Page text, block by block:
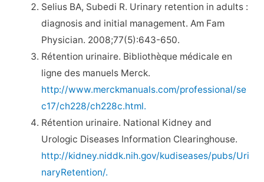
Selius BA, Subedi R. Urinary retention in adults :
diagnosis and initial management. Am Fam
Physician. 2008;77(5):643-650.
Rétention urinaire. Bibliothèque médicale en
ligne des manuels Merck.
http://www.merckmanuals.com/professional/se
c17/ch228/ch228c.html.
Rétention urinaire. National Kidney and
Urologic Diseases Information Clearinghouse.
http://kidney.niddk.nih.gov/kudiseases/pubs/Uri
naryRetention/.